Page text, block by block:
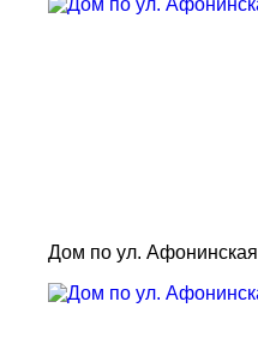
Дом по ул. Афонинская